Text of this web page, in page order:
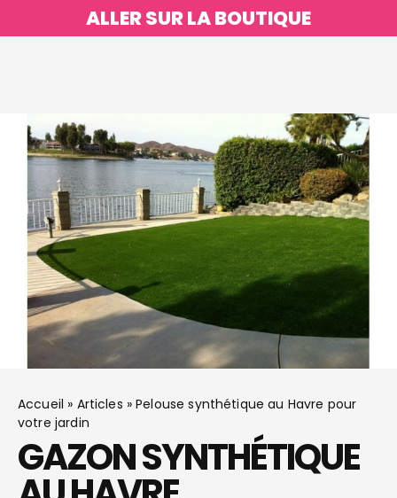
ALLER SUR LA BOUTIQUE
Accueil » Articles »Pelouse synthétique au Havre pour
votre jardin
GAZON SYNTHÉTIQUE